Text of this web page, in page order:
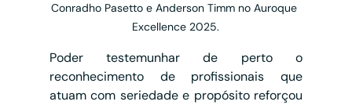
Conradho Pasetto e Anderson Timm no Auroque
Excellence 2025.
Poder testemunhar de perto o
reconhecimento de profissionais que
atuam com seriedade e propósito reforçou